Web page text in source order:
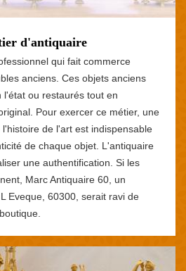
d'antiquaire
qui fait commerce
anciens. Ces objets anciens
l'état ou restaurés tout en
Pour exercer ce métier, une
de l'art est indispensable
de chaque objet. L'antiquaire
une authentification. Si les
Marc Antiquaire 60, un
Eveque, 60300, serait ravi de